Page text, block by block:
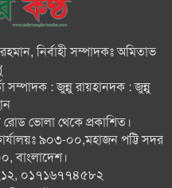
অসম্মান
গণঅভ্যুত্থান দিবস
ঝরল ৪১৬ প্রাণ,
সর্বাধিক মৃত্যু
নির্বাহী সম্পাদকঃ অমিতাভ
সম্পাদক : জুন্নু রায়হানদক : জুন্নু
রোড ভোলা থেকে প্রকাশিত।
৯০৩-০০,মহাজন পট্টি সদর
বাংলাদেশ।
০১৭১৬৭৭৪৫৮২